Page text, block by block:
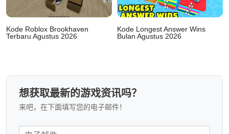
Kode Roblox Brookhaven
Terbaru Agustus 2026
Kode Longest Answer Wins
Bulan Agustus 2026
想获取最新的游戏资讯吗？
来吧，在下面填写您的电子邮件！